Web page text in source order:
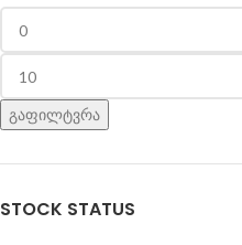
გაფილტვრა
STOCK STATUS